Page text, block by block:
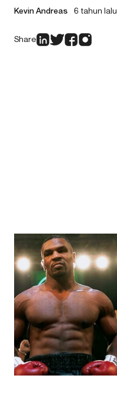
Kevin Andreas 6 tahun lalu
Share